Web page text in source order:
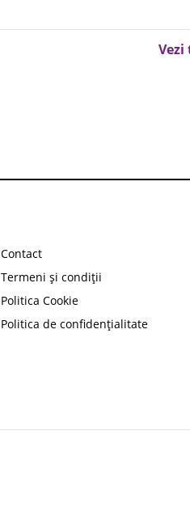
Contact
Termeni și condiții
Politica Cookie
Politica de confidențialitate
PROTO41
reducere la